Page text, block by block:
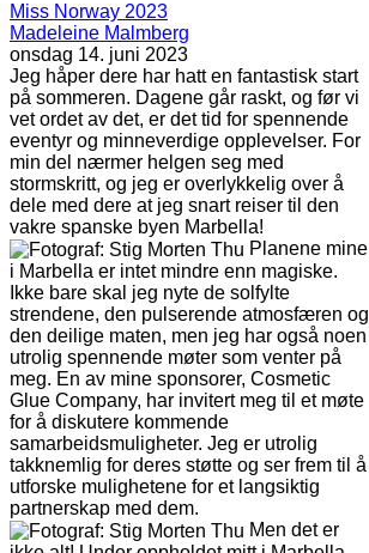
Miss Norway 2023
Madeleine Malmberg
onsdag 14. juni 2023
Jeg håper dere har hatt en fantastisk start
på sommeren. Dagene går raskt, og før vi
vet ordet av det, er det tid for spennende
eventyr og minneverdige opplevelser. For
min del nærmer helgen seg med
stormskritt, og jeg er overlykkelig over å
dele med dere at jeg snart reiser til den
vakre spanske byen Marbella!
Planene mine
i Marbella er intet mindre enn magiske.
Ikke bare skal jeg nyte de solfylte
strendene, den pulserende atmosfæren og
den deilige maten, men jeg har også noen
utrolig spennende møter som venter på
meg. En av mine sponsorer, Cosmetic
Glue Company, har invitert meg til et møte
for å diskutere kommende
samarbeidsmuligheter. Jeg er utrolig
takknemlig for deres støtte og ser frem til å
utforske mulighetene for et langsiktig
partnerskap med dem.
Men det er